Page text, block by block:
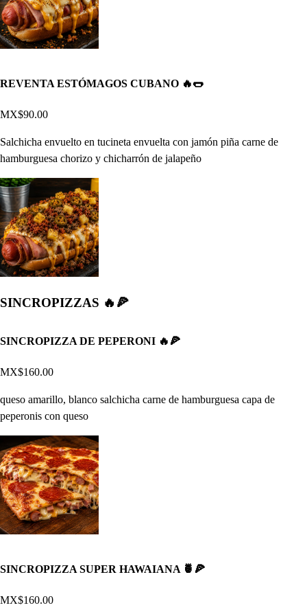
REVENTA ESTÓMAGOS CUBANO 🔥🌭
MX$90.00
Salchicha envuelto en tucineta envuelta con jamón piña carne de
hamburguesa chorizo y chicharrón de jalapeño
SINCROPIZZAS 🔥🍕
SINCROPIZZA DE PEPERONI 🔥🍕
MX$160.00
queso amarillo, blanco salchicha carne de hamburguesa capa de
peperonis con queso
SINCROPIZZA SUPER HAWAIANA 🍍🍕
MX$160.00